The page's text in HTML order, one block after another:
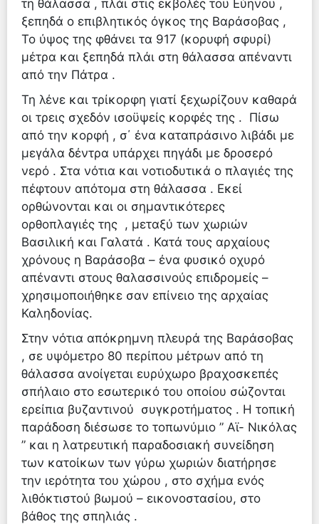
τη θάλασσα , πλάι στις εκβολές του Εύηνου ,
ξεπηδά ο επιβλητικός όγκος της Βαράσοβας ,
Το ύψος της φθάνει τα 917 (κορυφή σφυρί)
μέτρα και ξεπηδά πλάι στη θάλασσα απέναντι
από την Πάτρα .
Τη λένε και τρίκορφη γιατί ξεχωρίζουν καθαρά
οι τρεις σχεδόν ισοϋψείς κορφές της . Πίσω
από την κορφή , σ΄ ένα καταπράσινο λιβάδι με
μεγάλα δέντρα υπάρχει πηγάδι με δροσερό
νερό . Στα νότια και νοτιοδυτικά ο πλαγιές της
πέφτουν απότομα στη θάλασσα . Εκεί
ορθώνονται και οι σημαντικότερες
ορθοπλαγιές της , μεταξύ των χωριών
Βασιλική και Γαλατά . Κατά τους αρχαίους
χρόνους η Βαράσοβα – ένα φυσικό οχυρό
απέναντι στους θαλασσινούς επιδρομείς –
χρησιμοποιήθηκε σαν επίνειο της αρχαίας
Καληδονίας.
Στην νότια απόκρημνη πλευρά της Βαράσοβας
, σε υψόμετρο 80 περίπου μέτρων από τη
θάλασσα ανοίγεται ευρύχωρο βραχοσκεπές
σπήλαιο στο εσωτερικό του οποίου σώζονται
ερείπια βυζαντινού συγκροτήματος . Η τοπική
παράδοση διέσωσε το τοπωνύμιο ” Αϊ- Νικόλας
” και η λατρευτική παραδοσιακή συνείδηση
των κατοίκων των γύρω χωριών διατήρησε
την ιερότητα του χώρου , στο σχήμα ενός
λιθόκτιστού βωμού – εικονοστασίου, στο
βάθος της σπηλιάς .